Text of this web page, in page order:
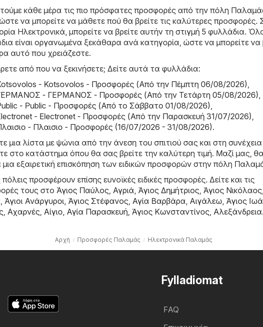
κάθε μέρα τις πιο πρόσφατες προσφορές από την πόλη
να μπορείτε να μάθετε πού θα βρείτε τις καλύτερες προσφορές.
Hλεκτρονικά, μπορείτε να βρείτε αυτήν τη στιγμή 5 φυλλάδια.
είναι οργανωμένα ξεκάθαρα ανά κατηγορία, ώστε να μπορείτε να
αυτό που χρειάζεστε.
από που να ξεκινήσετε; Δείτε αυτά τα φυλλάδια:
- Kotsovolos - Προσφορές (Από την Πέμπτη 06/08/2026)
- ΓΕΡΜΑΝΟΣ - Προσφορές (Από την Τετάρτη 05/08/2026)
- Public - Προσφορές (Από το Σάββατο 01/08/2026)
- Electronet - Προσφορές (Από την Παρασκευή 31/07/2026)
- Πλαισιο - Προσφορές (16/07/2026 - 31/08/2026).
μια λίστα με ψώνια από την άνεση του σπιτιού σας και στη συνέχεια
στο κατάστημα όπου θα σας βρείτε την καλύτερη τιμή. Μαζί μας,
εξαιρετική επισκόπηση των ειδικών προσφορών στην πόλη
προσφέρουν επίσης ευνοϊκές ειδικές προσφορές. Δείτε και τις
τους στο Άγιος Παύλος Αγριά Άγιος Δημήτριος Άγιος Νικόλαος
Άγιοι Ανάργυροι Άγιος Στέφανος Αγία Βαρβάρα Αιγάλεω Άγιος
Αχαρνές Αίγιο Αγία Παρασκευή Άγιος Κωνσταντίνος Αλεξάνδρεια.
Αρχή Προσφορές Παλαμάς Hλεκτρονικά Παλαμάς
Fylladiomat
FAQ